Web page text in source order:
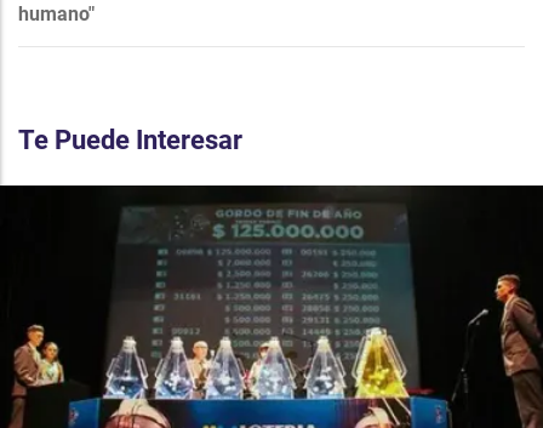
humano"
Te Puede Interesar